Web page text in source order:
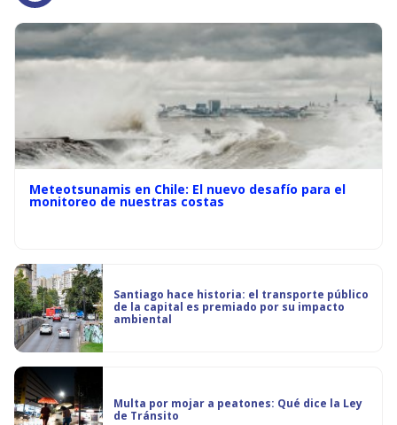
Meteotsunamis en Chile: El nuevo desafío para el
monitoreo de nuestras costas
Santiago hace historia: el transporte público
de la capital es premiado por su impacto
ambiental
Multa por mojar a peatones: Qué dice la Ley
de Tránsito